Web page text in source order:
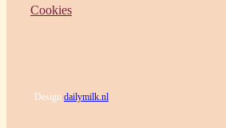
Cookies
Design dailymilk.nl